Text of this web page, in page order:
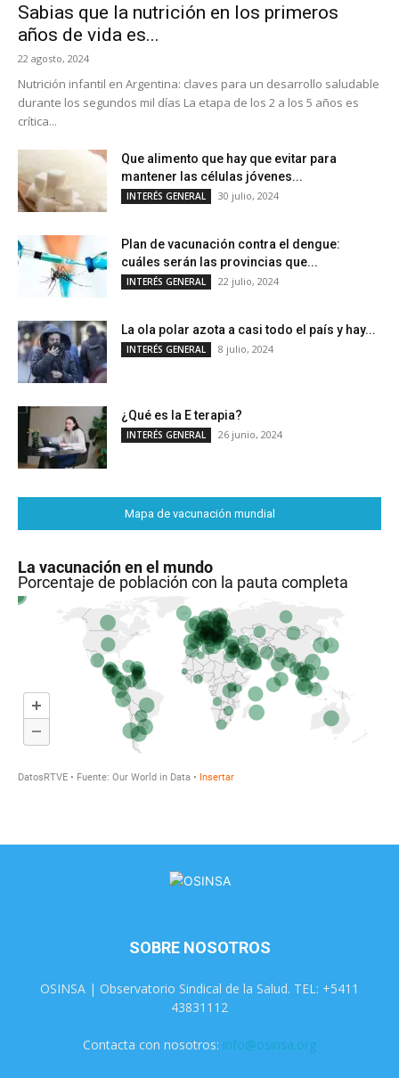
Sabias que la nutrición en los primeros
años de vida es...
22 agosto, 2024
Nutrición infantil en Argentina: claves para un desarrollo saludable
durante los segundos mil días La etapa de los 2 a los 5 años es
crítica...
Que alimento que hay que evitar para
mantener las células jóvenes...
INTERÉS GENERAL 30 julio, 2024
Plan de vacunación contra el dengue:
cuáles serán las provincias que...
INTERÉS GENERAL 22 julio, 2024
La ola polar azota a casi todo el país y hay...
INTERÉS GENERAL 8 julio, 2024
¿Qué es la E terapia?
INTERÉS GENERAL 26 junio, 2024
Mapa de vacunación mundial
SOBRE NOSOTROS
OSINSA | Observatorio Sindical de la Salud. TEL: +5411
43831112
Contacta con nosotros: info@osinsa.org